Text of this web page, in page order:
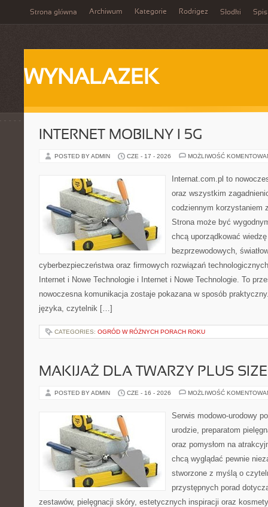
Strona główna Archiwum Kategorie Rodrigez Słodki Spis
WYNALAZEK
INTERNET MOBILNY I 5G
POSTED BY ADMIN CZE - 17 - 2026 MOŻLIWOŚĆ
Internat.com.pl to
oraz wszystkim
codziennym korzystaniem
Strona może być
chcą uporządkować
bezprzewodowych,
cyberbezpieczeństwa oraz firmowych rozwiązań
Internet i Nowe Technologie i Internet i Nowe Technologie. To
nowoczesna komunikacja zostaje pokazana w sposób
języka, czytelnik […]
CATEGORIES: OGRÓD W RÓŻNYCH PORACH ROKU
MAKIJAŻ DLA TWARZY PLUS SIZE
POSTED BY ADMIN CZE - 16 - 2026 MOŻLIWOŚĆ
Serwis modowo-urodowy
urodzie, preparatom
oraz pomysłom na
chcą wyglądać pewnie
stworzone z myślą o
przystępnych porad
zestawów, pielęgnacji skóry, estetycznych inspiracji oraz